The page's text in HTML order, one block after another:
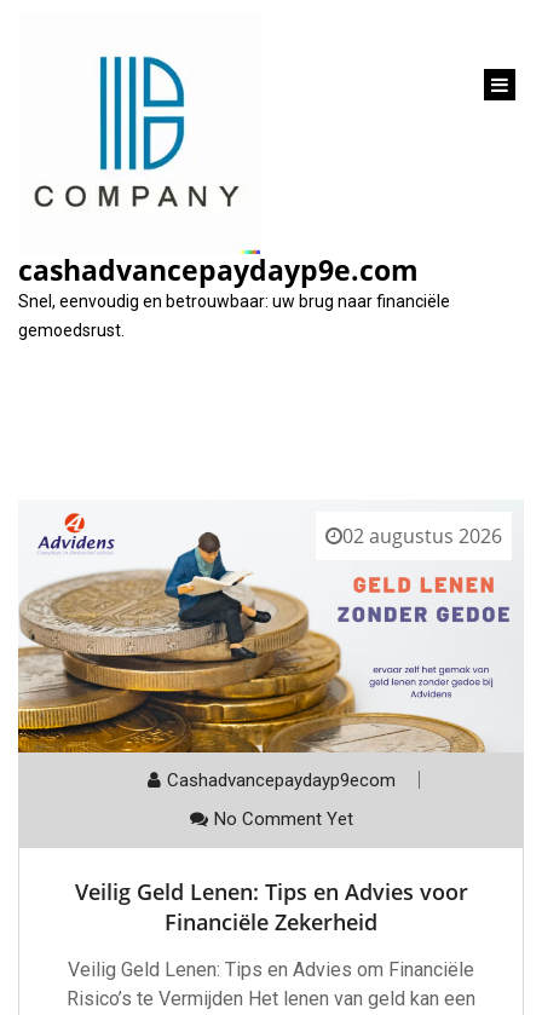
cashadvancepaydayp9e.com
Snel, eenvoudig en betrouwbaar: uw brug naar financiële
gemoedsrust.
Tag:
02 augustus 2026
Cashadvancepaydayp9ecom
No Comment Yet
Veilig Geld Lenen: Tips en Advies voor
Financiële Zekerheid
Veilig Geld Lenen: Tips en Advies om Financiële
Risico’s te Vermijden Het lenen van geld kan een